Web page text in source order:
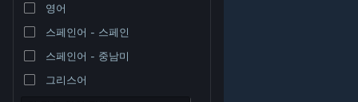
영어
스페인어 - 스페인
스페인어 - 중남미
그리스어